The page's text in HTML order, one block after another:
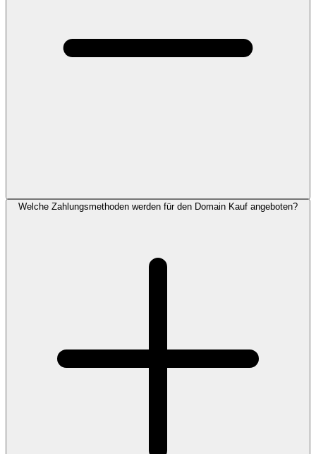
Welche Zahlungsmethoden werden für den Domain Kauf angeboten?